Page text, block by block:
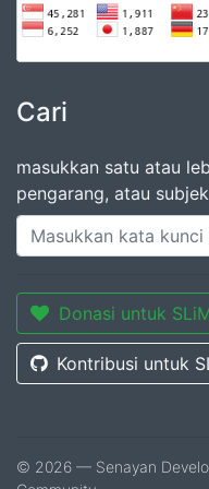
Cari
masukkan satu atau
pengarang, atau subjek
Donasi untuk
Kontribusi untuk
© 2026 — Senayan